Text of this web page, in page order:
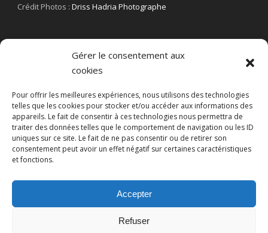
Gérer le consentement aux
cookies
Pour offrir les meilleures expériences, nous utilisons des technologies
telles que les cookies pour stocker et/ou accéder aux informations des
appareils. Le fait de consentir à ces technologies nous permettra de
traiter des données telles que le comportement de navigation ou les ID
uniques sur ce site. Le fait de ne pas consentir ou de retirer son
consentement peut avoir un effet négatif sur certaines caractéristiques
et fonctions.
Accepter
Refuser
Crédit Photos : Driss Hadria Photographe